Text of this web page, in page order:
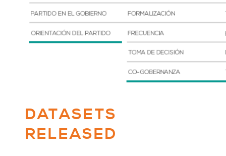
DATASETS
RELEASED